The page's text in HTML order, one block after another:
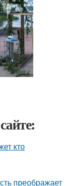
кто
преображает